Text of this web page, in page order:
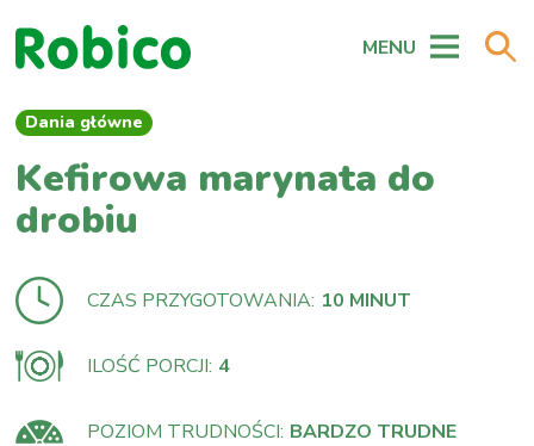
MENU
Dania główne
Kefirowa marynata do
drobiu
CZAS PRZYGOTOWANIA: 10 MINUT
ILOŚĆ PORCJI: 4
POZIOM TRUDNOŚCI: BARDZO TRUDNE